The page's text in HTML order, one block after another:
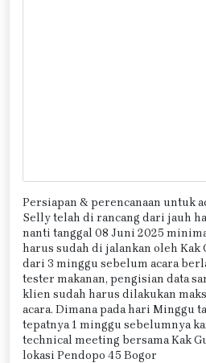
Persiapan & perencanaan untuk
Selly telah di rancang dari jauh
nanti tanggal 08 Juni 2025
harus sudah di jalankan oleh Kak
dari 3 minggu sebelum acara
tester makanan, pengisian data
klien sudah harus dilakukan
acara. Dimana pada hari Minggu
tepatnya 1 minggu sebelumnya
technical meeting bersama Kak
lokasi Pendopo 45 Bogor